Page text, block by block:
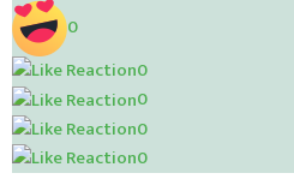
0
0
0
0
0